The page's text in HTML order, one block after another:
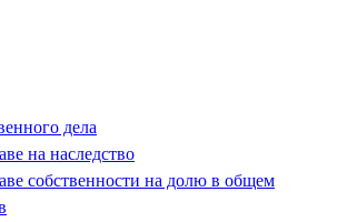
дела
на наследство
собственности на долю в общем